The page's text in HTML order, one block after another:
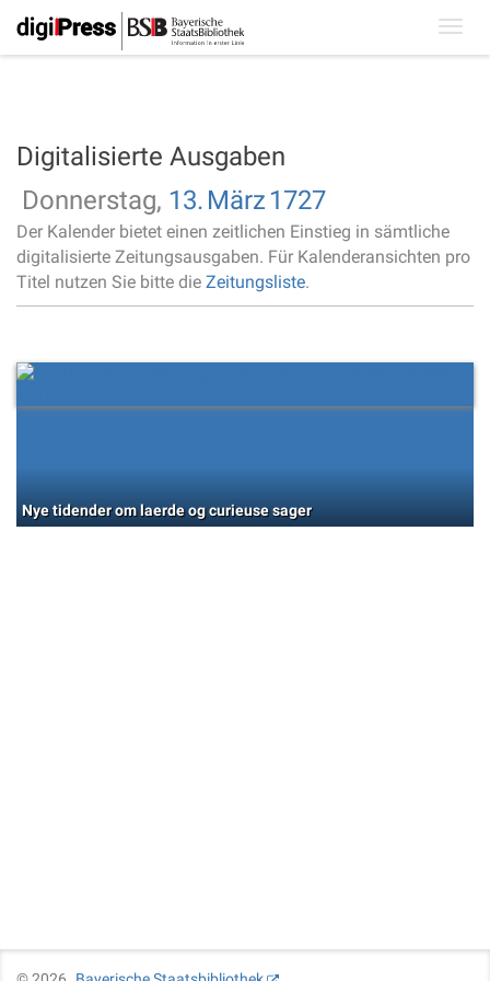
Digitalisierte Ausgaben
Donnerstag, 13. März 1727
Der Kalender bietet einen zeitlichen Einstieg in sämtliche
digitalisierte Zeitungsausgaben. Für Kalenderansichten pro
Titel nutzen Sie bitte die Zeitungsliste.
Nye tidender om laerde og curieuse sager